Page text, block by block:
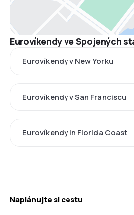
Eurovíkendy ve Spojených
Eurovíkendy v New Yorku
Eurovíkendy v San Franciscu
Eurovíkendy in Florida Coast
Naplánujte si cestu